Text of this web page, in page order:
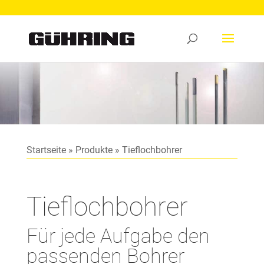
Startseite» Produkte» Tieflochbohrer
Tieflochbohrer
Für jede Aufgabe den
passenden Bohrer